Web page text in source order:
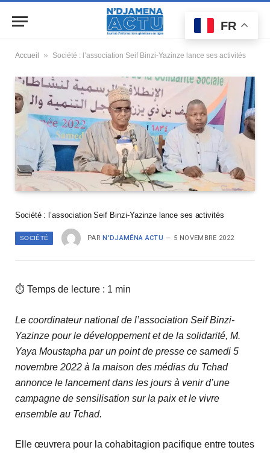
Accueil » Société : l’association Seif Binzi-Yazinze lance ses activités
Société : l’association Seif Binzi-Yazinze lance ses activités
SOCIÉTÉ PAR N'DJAMÉNA ACTU 5 NOVEMBRE 2022
⏱ Temps de lecture : 1 min
Le coordinateur national de l’association Seif Binzi-
Yazinze pour le développement et de la solidarité, M.
Yaya Moustapha par un point de presse ce samedi 5
novembre 2022 à la maison des médias du Tchad
annonce le lancement dans les jours à venir d’une
campagne de sensilisation sur la paix et le vivre
ensemble au Tchad.
Elle œuvrera pour la cohabitagion pacifique entre toutes
FR